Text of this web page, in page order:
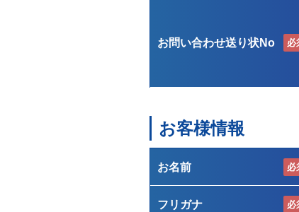
お問い合わせ送り状No 必
お客様情報
お名前 必
フリガナ 必